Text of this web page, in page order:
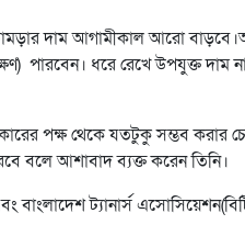
দাম আগামীকাল আরো
পারবেন। ধরে রেখে উপযুক্ত দাম
পক্ষ থেকে যতটুকু সম্ভব করার
বলে আশাবাদ ব্যক্ত করেন তিনি।
বাংলাদেশ ট্যানার্স